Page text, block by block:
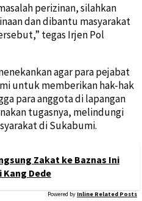
perizinan, silahkan
dan dibantu masyarakat
tegas Irjen Pol
agar para pejabat
untuk memberikan hak-hak
para anggota di lapangan
tugasnya, melindungi
di Sukabumi.
Zakat ke Baznas Ini
Kang Dede
Powered by Inline Related Posts